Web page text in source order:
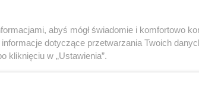
abyś mógł świadomie i komfortowo
dotyczące przetwarzania Twoich
kliknięciu w „Ustawienia”.